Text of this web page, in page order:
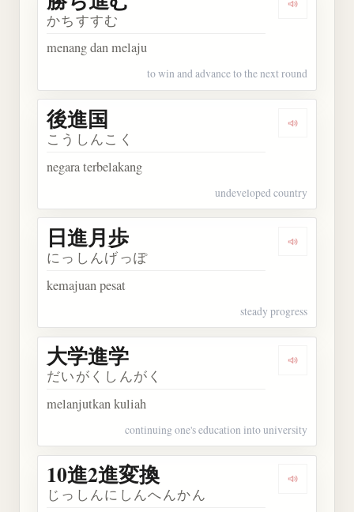
Dengarkan
かちすすむ
menang dan melaju
to win and advance to the next round
Dengarkan
後進国
こうしんこく
negara terbelakang
undeveloped country
Dengarkan
日進月歩
にっしんげっぽ
kemajuan pesat
steady progress
Dengarkan
大学進学
だいがくしんがく
melanjutkan kuliah
continuing one's education into university
Dengarkan
10進2進変換
じっしんにしんへんかん